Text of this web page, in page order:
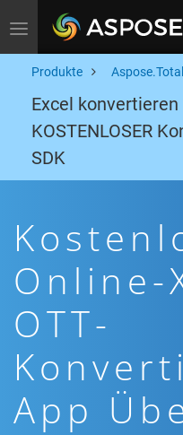
Toggle navigation
Produkte Aspose.Total
Excel konvertieren
KOSTENLOSER
SDK
Online-
OTT-
App